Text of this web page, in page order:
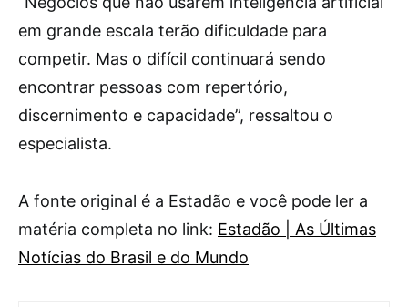
em grande escala terão dificuldade para
competir. Mas o difícil continuará sendo
encontrar pessoas com repertório,
discernimento e capacidade”, ressaltou o
especialista.
A fonte original é a Estadão e você pode ler a
matéria completa no link: Estadão | As Últimas
Notícias do Brasil e do Mundo